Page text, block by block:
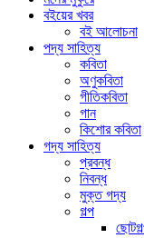
বইয়ের খবর
বই আলোচনা
পদ্য সাহিত্য
কবিতা
অণুকবিতা
গীতিকবিতা
গান
কিশোর কবিতা
গদ্য সাহিত্য
প্রবন্ধ
নিবন্ধ
মুক্ত গদ্য
গল্প